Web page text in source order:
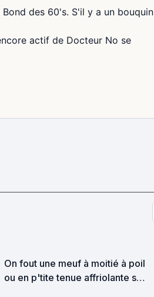
des 60's. S'il y a un bouquin
actif de Docteur No se
On fout une meuf à moitié à poil
ou en p'tite tenue affriolante sur